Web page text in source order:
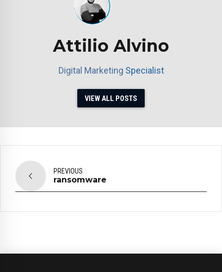
Attilio Alvino
Digital Marketing Specialist
VIEW ALL POSTS
PREVIOUS
ransomware